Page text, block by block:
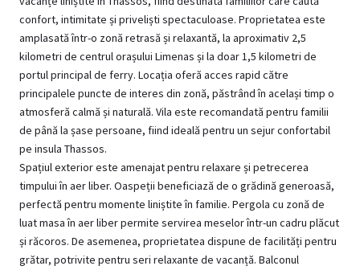
confort, intimitate și priveliști spectaculoase. Proprietatea este
amplasată într-o zonă retrasă și relaxantă, la aproximativ 2,5
kilometri de centrul orașului Limenas și la doar 1,5 kilometri de
portul principal de ferry. Locația oferă acces rapid către
principalele puncte de interes din zonă, păstrând în același timp o
atmosferă calmă și naturală. Vila este recomandată pentru familii
de până la șase persoane, fiind ideală pentru un sejur confortabil
pe insula Thassos.
Spațiul exterior este amenajat pentru relaxare și petrecerea
timpului în aer liber. Oaspeții beneficiază de o grădină generoasă,
perfectă pentru momente liniștite în familie. Pergola cu zonă de
luat masa în aer liber permite servirea meselor într-un cadru plăcut
și răcoros. De asemenea, proprietatea dispune de facilități pentru
grătar, potrivite pentru seri relaxante de vacanță. Balconul